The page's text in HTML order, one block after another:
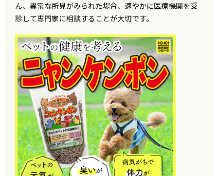
ん、異常な所見がみられた場合、速やかに医療機関を受
診して専門家に相談することが大切です。